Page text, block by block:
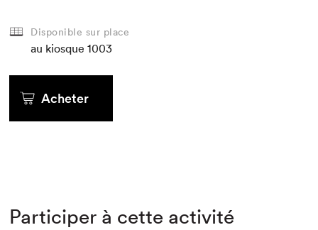
Disponible sur place
au kiosque 1003
Acheter
Participer à cette activité